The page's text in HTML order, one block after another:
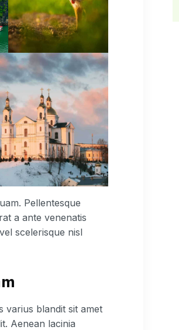
Pellentesque
a ante venenatis
scelerisque nisl
varius blandit sit amet
Aenean lacinia